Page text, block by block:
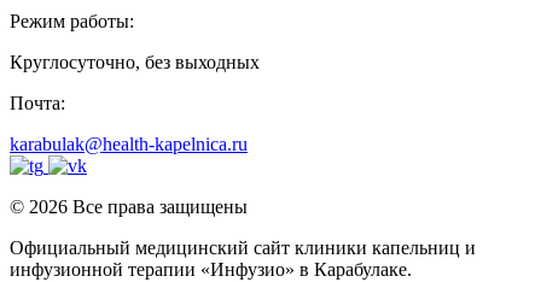
Режим работы:
Круглосуточно, без выходных
Почта:
karabulak@health-kapelnica.ru
© 2026 Все права защищены
Официальный медицинский сайт клиники капельниц и
инфузионной терапии «Инфузио» в Карабулаке.